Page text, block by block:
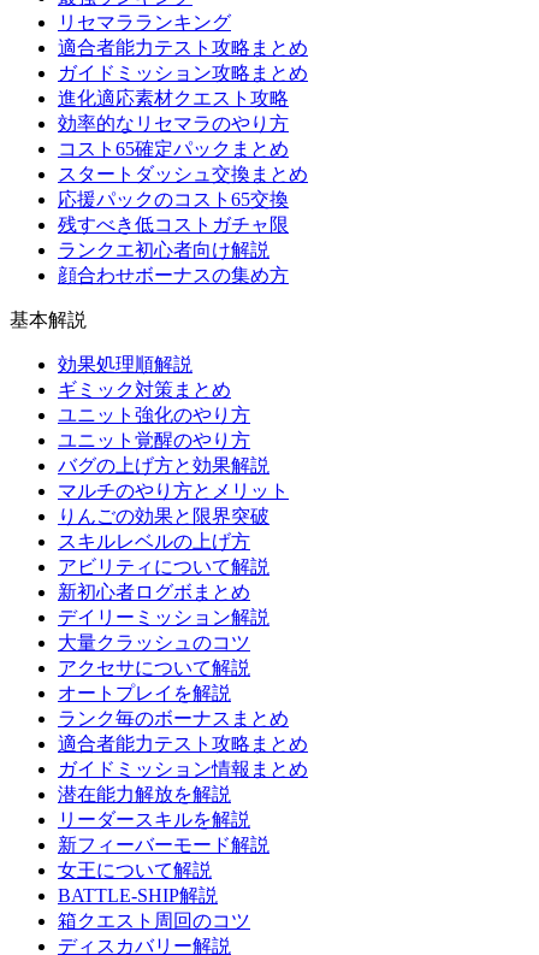
リセマラランキング
適合者能力テスト攻略まとめ
ガイドミッション攻略まとめ
進化適応素材クエスト攻略
効率的なリセマラのやり方
コスト65確定パックまとめ
スタートダッシュ交換まとめ
応援パックのコスト65交換
残すべき低コストガチャ限
ランクエ初心者向け解説
顔合わせボーナスの集め方
基本解説
効果処理順解説
ギミック対策まとめ
ユニット強化のやり方
ユニット覚醒のやり方
バグの上げ方と効果解説
マルチのやり方とメリット
りんごの効果と限界突破
スキルレベルの上げ方
アビリティについて解説
新初心者ログボまとめ
デイリーミッション解説
大量クラッシュのコツ
アクセサについて解説
オートプレイを解説
ランク毎のボーナスまとめ
適合者能力テスト攻略まとめ
ガイドミッション情報まとめ
潜在能力解放を解説
リーダースキルを解説
新フィーバーモード解説
女王について解説
BATTLE-SHIP解説
箱クエスト周回のコツ
ディスカバリー解説